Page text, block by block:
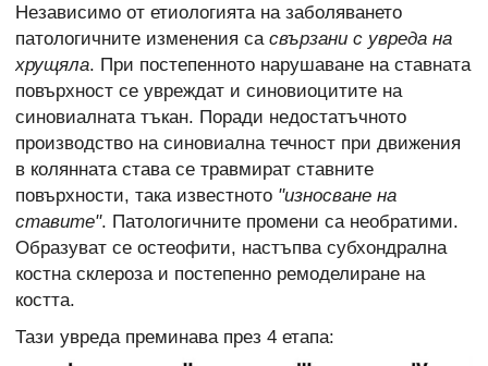
Независимо от етиологията на заболяването
патологичните изменения са свързани с увреда на
хрущяла. При постепенното нарушаване на ставната
повърхност се увреждат и синовиоцитите на
синовиалната тъкан. Поради недостатъчното
производство на синовиална течност при движения
в колянната става се травмират ставните
повърхности, така известното "износване на
ставите". Патологичните промени са необратими.
Образуват се остеофити, настъпва субхондрална
костна склероза и постепенно ремоделиране на
костта.
Тази увреда преминава през 4 етапа: